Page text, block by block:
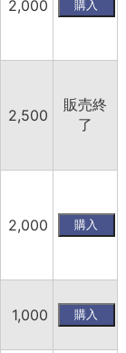
2,000
2,500
販売終
了
2,000
1,000